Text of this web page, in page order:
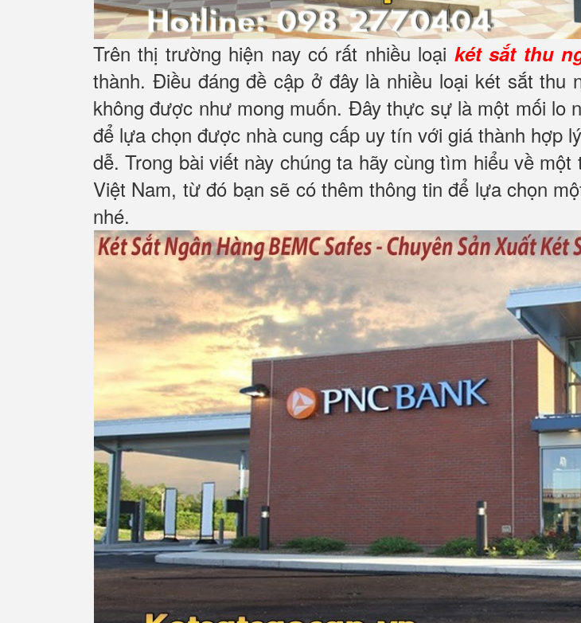
Trên thị trường hiện nay có rất nhiều loại két sắt thu
thành. Điều đáng đề cập ở đây là nhiều loại két sắt thu
không được như mong muốn. Đây thực sự là một mối lo
để lựa chọn được nhà cung cấp uy tín với giá thành hợp
dễ. Trong bài viết này chúng ta hãy cùng tìm hiểu về một
Việt Nam, từ đó bạn sẽ có thêm thông tin để lựa chọn
nhé.